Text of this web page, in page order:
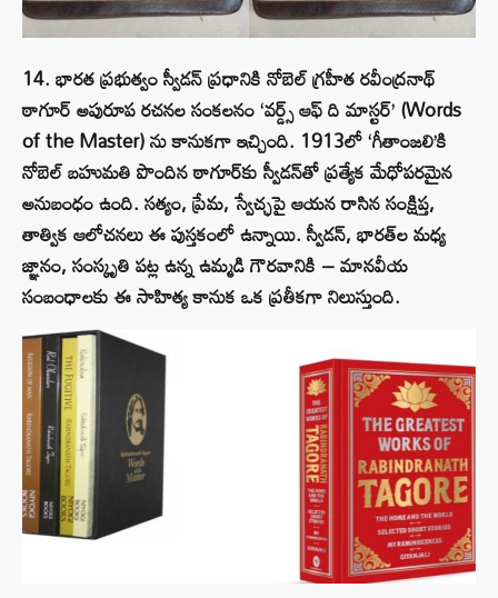
14. భారత ప్రభుత్వం స్వీడన్ ప్రధానికి నోబెల్ గ్రహీత రవీంద్రనాథ్
ఠాగూర్ అపురూప రచనల సంకలనం ‘వర్డ్స్ ఆఫ్ ది మాస్టర్’ (Words
of the Master) ను కానుకగా ఇచ్చింది. 1913లో ‘గీతాంజలి’కి
నోబెల్ బహుమతి పొందిన ఠాగూర్‌కు స్వీడన్‌తో ప్రత్యేక మేధోపరమైన
అనుబంధం ఉంది. సత్యం, ప్రేమ, స్వేచ్ఛపై ఆయన రాసిన సంక్షిప్త,
తాత్విక ఆలోచనలు ఈ పుస్తకంలో ఉన్నాయి. స్వీడన్, భారత్‌ల మధ్య
జ్ఞానం, సంస్కృతి పట్ల ఉన్న ఉమ్మడి గౌరవానికి – మానవీయ
సంబంధాలకు ఈ సాహిత్య కానుక ఒక ప్రతీకగా నిలుస్తుంది.